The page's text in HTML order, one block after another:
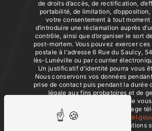
de droits d’accès, de rectification,
portabilité, de limitation,
votre consentement à tout moment
d’introduire une réclamation auprès
contrôle, ainsi que d’organiser le sort
post-mortem. Vous pouvez exercer
postale à l'adresse 6 Rue du Saulcy,
lès-Lunéville ou par courrier
Un justificatif d'identité pourra vous
Nous conservons vos données
prise de contact puis pendant la durée
légale aux fins probatoires et de
contentieux. Vous avez le droit de
liste d'opposition au démarchage
disponible à cette adresse:
le site cnil.fr pour plus d’informations